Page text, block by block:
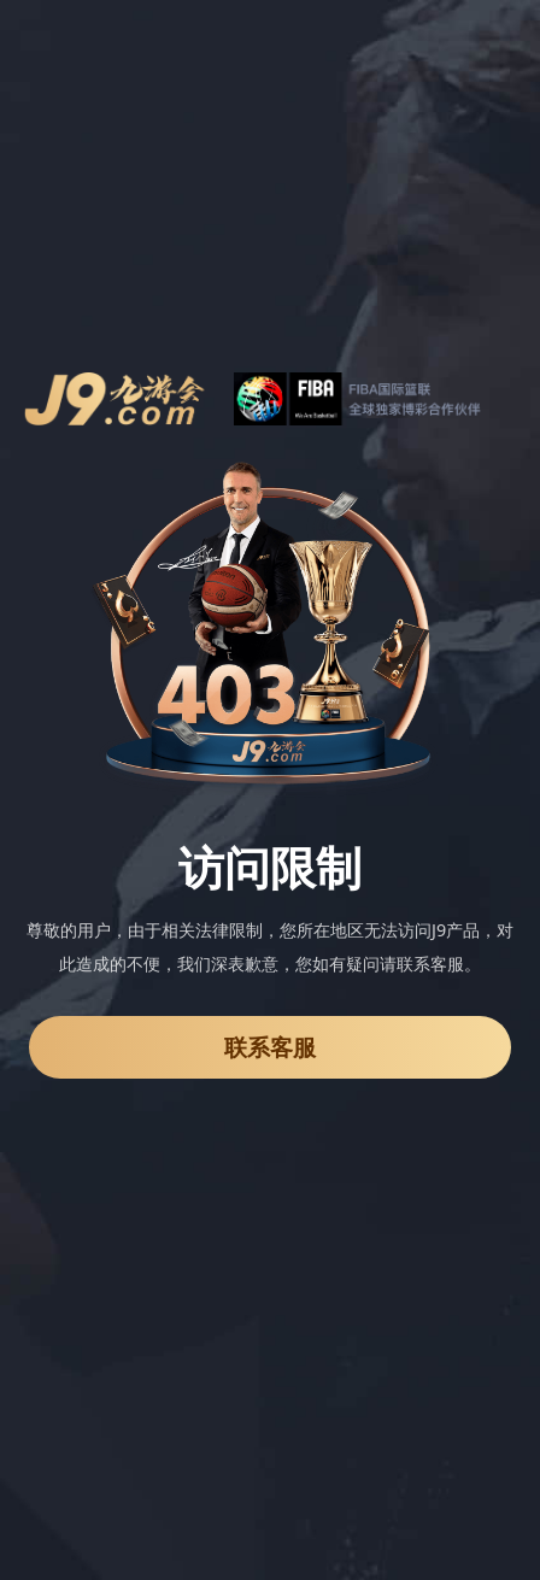
访问限制
尊敬的用户，由于相关法律限制，您所在地区无法访问J9产品，对
此造成的不便，我们深表歉意，您如有疑问请联系客服。
联系客服